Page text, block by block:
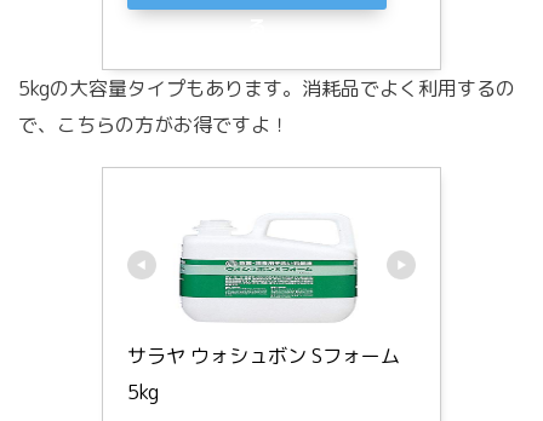
5kgの大容量タイプもあります。消耗品でよく利用するの
で、こちらの方がお得ですよ！
サラヤ ウォシュボン Sフォーム
5kg